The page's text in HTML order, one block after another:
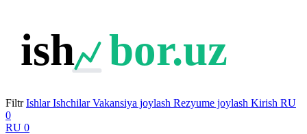
ish bor.uz
Filtr Ishlar Ishchilar Vakansiya joylash Rezyume joylash Kirish RU
0
RU 0